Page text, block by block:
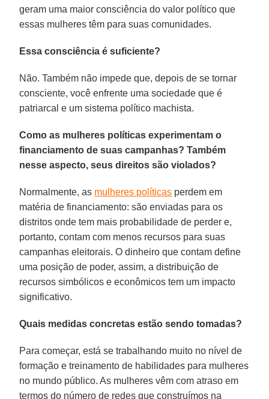
geram uma maior consciência do valor político que
essas mulheres têm para suas comunidades.
Essa consciência é suficiente?
Não. Também não impede que, depois de se tornar
consciente, você enfrente uma sociedade que é
patriarcal e um sistema político machista.
Como as mulheres políticas experimentam o
financiamento de suas campanhas? Também
nesse aspecto, seus direitos são violados?
Normalmente, as mulheres políticas perdem em
matéria de financiamento: são enviadas para os
distritos onde tem mais probabilidade de perder e,
portanto, contam com menos recursos para suas
campanhas eleitorais. O dinheiro que contam define
uma posição de poder, assim, a distribuição de
recursos simbólicos e econômicos tem um impacto
significativo.
Quais medidas concretas estão sendo tomadas?
Para começar, está se trabalhando muito no nível de
formação e treinamento de habilidades para mulheres
no mundo público. As mulheres vêm com atraso em
termos do número de redes que construímos na